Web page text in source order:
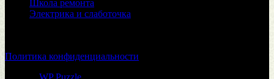
Школа ремонта
Электрика и слаботочка
Политика конфиденциальности
WP Puzzle